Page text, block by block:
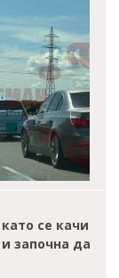
се качи
започна да